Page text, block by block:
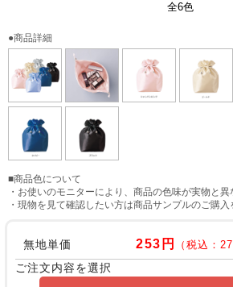
全6色
使用イメージ
●商品詳細
■商品色について
・お使いのモニターにより、商品の色味が実物と異
・現物を見て確認したい方は商品サンプルのご購入
無地単価 253円 （税込：
ご注文内容を選択